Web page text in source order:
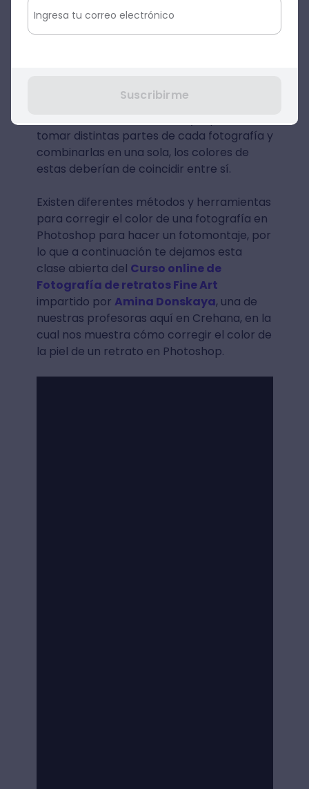
Photoshop.
2. Herramientas de corrección de
en Photoshop, debemos saber
sobre corrección de color, ya que al
tomar distintas partes de cada fotografía y
combinarlas en una sola, los colores de
estas deberían de coincidir entre sí.
Existen diferentes métodos y herramientas
para corregir el color de una fotografía en
Photoshop para hacer un fotomontaje, por
lo que a continuación te dejamos esta
clase abierta del Curso online de
Fotografía de retratos Fine Art
impartido por Amina Donskaya, una de
nuestras profesoras aquí en Crehana, en la
cual nos muestra cómo corregir el color de
la piel de un retrato en Photoshop.
Suscribirme